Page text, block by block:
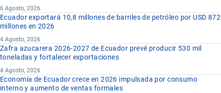
6 Agosto, 2026
Ecuador exportará 10,8 millones de barriles de petróleo por USD 872
millones en 2026
4 Agosto, 2026
Zafra azucarera 2026-2027 de Ecuador prevé producir 530 mil
toneladas y fortalecer exportaciones
4 Agosto, 2026
Economía de Ecuador crece en 2026 impulsada por consumo
interno y aumento de ventas formales